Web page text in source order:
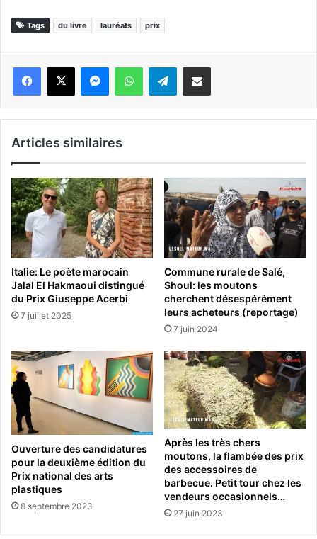
Tags du livre lauréats prix
WhatsApp Telegram
Articles similaires
Italie: Le poète marocain
Jalal El Hakmaoui distingué
du Prix Giuseppe Acerbi
7 juillet 2025
Commune rurale de Salé,
Shoul: les moutons
cherchent désespérément
leurs acheteurs (reportage)
7 juin 2024
Ouverture des candidatures
pour la deuxième édition du
Prix national des arts
plastiques
8 septembre 2023
Après les très chers
moutons, la flambée des prix
des accessoires de
barbecue. Petit tour chez les
vendeurs occasionnels…
27 juin 2023